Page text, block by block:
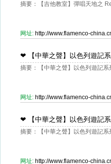
摘要：【吉他教室】彈唱天地之
网址: http://www.flamenco-
❤ 【中華之聲】以色列遊記
摘要：【中華之聲】以色列遊記系
网址: http://www.flamenco-
❤ 【中華之聲】以色列遊記
摘要：【中華之聲】以色列遊記系
网址: http://www.flamenco-